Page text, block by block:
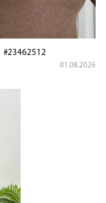
#23462512
01.08.2026